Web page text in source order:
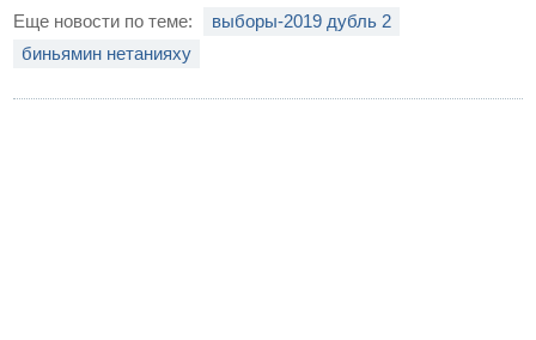
Еще новости по теме:
выборы-2019 дубль 2
биньямин нетанияху